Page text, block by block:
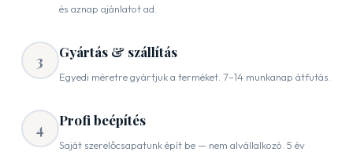
és aznap ajánlatot ad.
3 Gyártás & szállítás
Egyedi méretre gyártjuk a terméket. 7–14 munkanap átfutás.
4 Profi beépítés
Saját szerelőcsapatunk épít be — nem alvállalkozó. 5 év